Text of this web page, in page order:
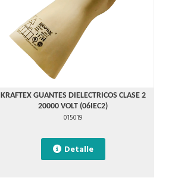
KRAFTEX GUANTES DIELECTRICOS CLASE 2
20000 VOLT (06IEC2)
015019
Detalle